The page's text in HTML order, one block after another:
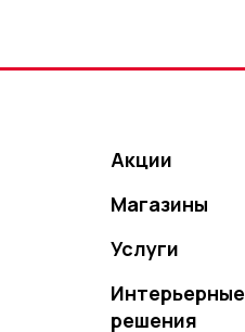
Акции
Магазины
Услуги
Интерьерные
решения